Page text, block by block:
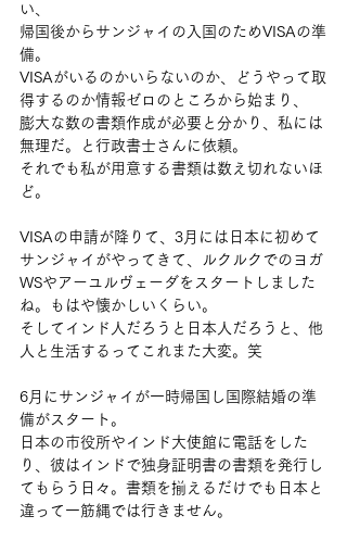
い、
帰国後からサンジャイの入国のためVISAの準
備。
VISAがいるのかいらないのか、どうやって取
得するのか情報ゼロのところから始まり、
膨大な数の書類作成が必要と分かり、私には
無理だ。と行政書士さんに依頼。
それでも私が用意する書類は数え切れないほ
ど。
VISAの申請が降りて、3月には日本に初めて
サンジャイがやってきて、ルクルクでのヨガ
WSやアーユルヴェーダをスタートしました
ね。もはや懐かしいくらい。
そしてインド人だろうと日本人だろうと、他
人と生活するってこれまた大変。笑
6月にサンジャイが一時帰国し国際結婚の準
備がスタート。
日本の市役所やインド大使館に電話をした
り、彼はインドで独身証明書の書類を発行し
てもらう日々。書類を揃えるだけでも日本と
違って一筋縄では行きません。